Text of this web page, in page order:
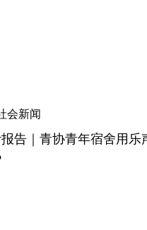
会新闻
告｜青协青年宿舍用